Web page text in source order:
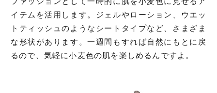
イテムを活用します。ジェルやローション、ウエッ
トティッシュのようなシートタイプなど、さまざま
な形状があります。一週間もすれば自然にもとに戻
るので、気軽に小麦色の肌を楽しめるんですよ。